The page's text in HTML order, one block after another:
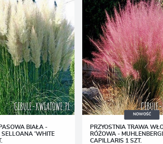
BIAŁA -
SELLOANA 'WHITE
NOWOŚĆ
PRZYOSTNIA TRAWA
RÓŻOWA -
CAPILLARIS 1 SZT.